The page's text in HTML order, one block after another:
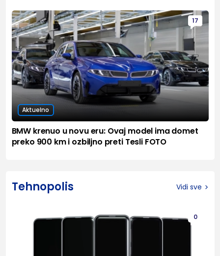
17
Aktuelno
BMW krenuo u novu eru: Ovaj model ima domet
preko 900 km i ozbiljno preti Tesli FOTO
Tehnopolis Vidi sve
0